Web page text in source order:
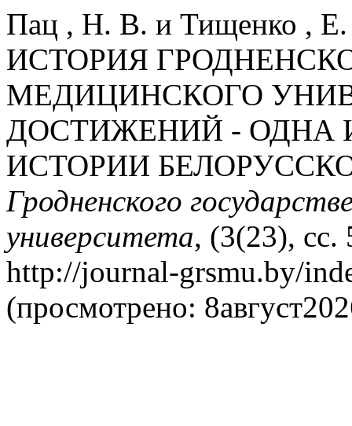
Пац , Н. В. и Тищенко ,
ИСТОРИЯ
МЕДИЦИНСКОГО
ДОСТИЖЕНИЙ - ОДНА
ИСТОРИИ
Гродненского
университета, (3(23), сс.
http://journal-grsmu.by/
(просмотрено: